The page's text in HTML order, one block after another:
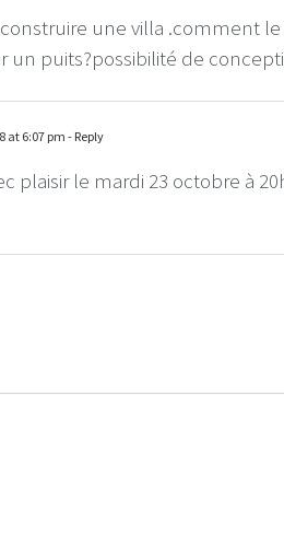
une villa .comment
un puits?possibilité de
at 6:07 pm - Reply
plaisir le mardi 23 octobre à